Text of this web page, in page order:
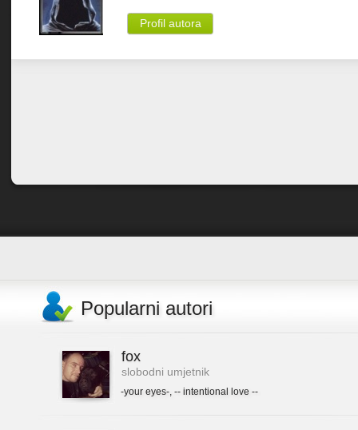
Profil autora
Popularni autori
fox
slobodni umjetnik
-your eyes-, -- intentional love --